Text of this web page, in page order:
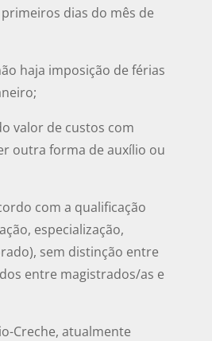
dias do mês de
haja imposição de férias
valor de custos com
outra forma de auxílio ou
com a qualificação
especialização,
sem distinção entre
entre magistrados/as e
Creche, atualmente